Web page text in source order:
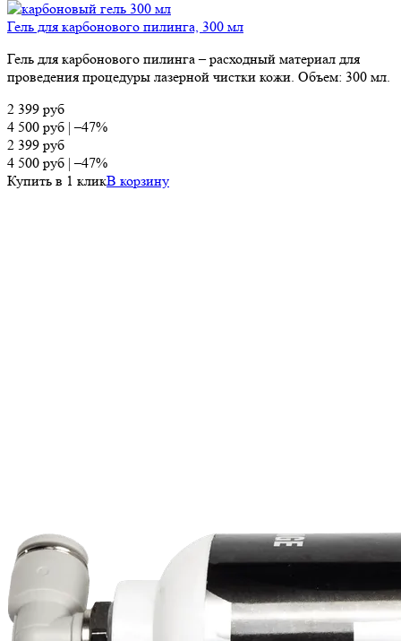
Гель для карбонового пилинга, 300 мл
Гель для карбонового пилинга – расходный материал для
проведения процедуры лазерной чистки кожи. Объем: 300 мл.
2 399 руб
4 500 руб |–47%
2 399 руб
4 500 руб |–47%
Купить в 1 кликВ корзину